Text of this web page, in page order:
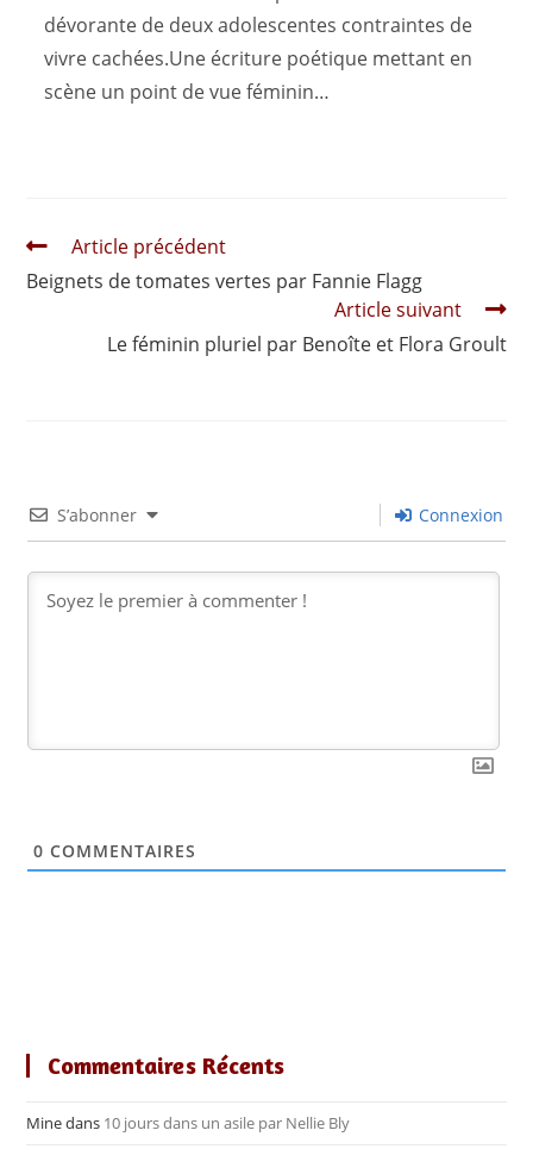
dévorante de deux adolescentes contraintes de
vivre cachées.Une écriture poétique mettant en
scène un point de vue féminin…
Read
articles
Article précédent
Beignets de tomates vertes par Fannie Flagg
Article suivant
Le féminin pluriel par Benoîte et Flora Groult
S’abonner Connexion
0 COMMENTAIRES
Commentaires Récents
Minedans 10 jours dans un asile par Nellie Bly